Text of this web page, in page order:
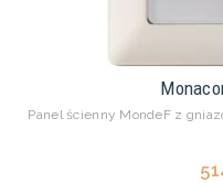
Panel ścienny MondeF z